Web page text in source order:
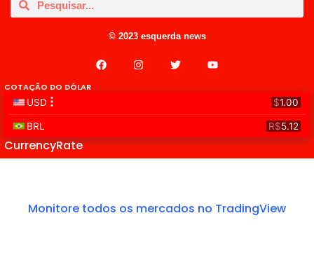
© 2023 esquerda news
COTAÇÃO DO DÓLAR
CurrencyRate
Monitore todos os mercados no TradingView